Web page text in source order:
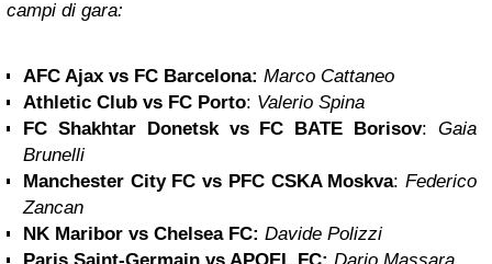
campi di gara:
AFC Ajax vs FC Barcelona: Marco Cattaneo
Athletic Club vs FC Porto: Valerio Spina
FC Shakhtar Donetsk vs FC BATE Borisov:Gaia
Brunelli
Manchester City FC vs PFC CSKA Moskva:Federico
Zancan
NK Maribor vs Chelsea FC: Davide Polizzi